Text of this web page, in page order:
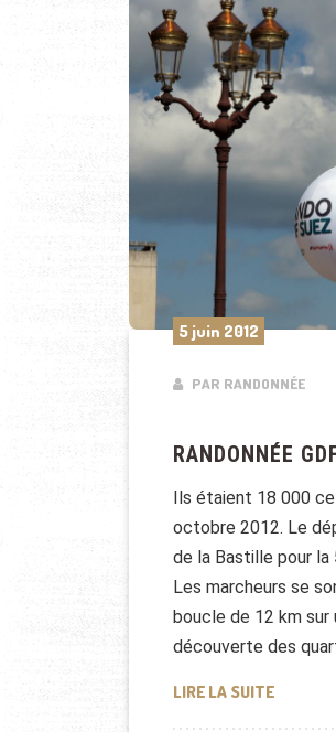
5 juin 2012
PAR RANDONNÉE
RANDONNÉE
Ils étaient 18 000
octobre 2012. Le
de la Bastille pour la
Les marcheurs se
boucle de 12 km sur
découverte des
LIRE LA SUITE